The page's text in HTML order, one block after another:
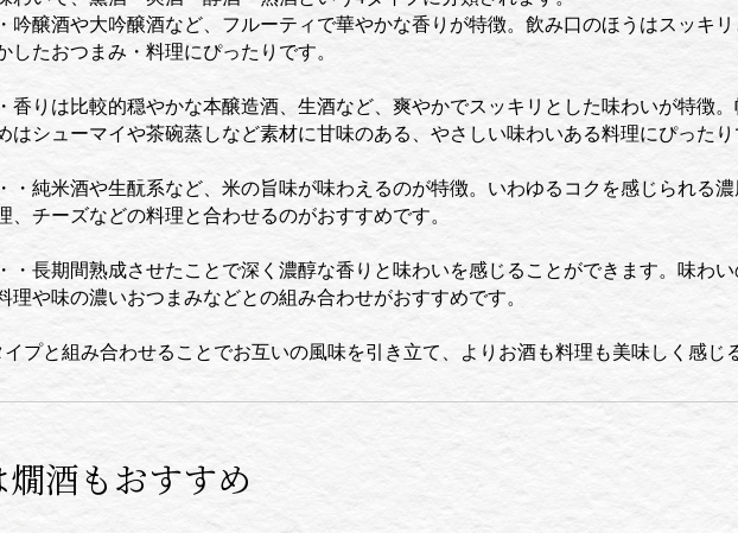
吟醸酒や大吟醸酒など、フルーティで華やかな香りが特徴。飲み口のほうはスッキ
したおつまみ・料理にぴったりです。
香りは比較的穏やかな本醸造酒、生酒など、爽やかでスッキリとした味わいが特徴
はシューマイや茶碗蒸しなど素材に甘味のある、やさしい味わいある料理にぴったり
・純米酒や生酛系など、米の旨味が味わえるのが特徴。いわゆるコクを感じられる
、チーズなどの料理と合わせるのがおすすめです。
・長期間熟成させたことで深く濃醇な香りと味わいを感じることができます。味わ
理や味の濃いおつまみなどとの組み合わせがおすすめです。
プと組み合わせることでお互いの風味を引き立て、よりお酒も料理も美味しく感じ
酒もおすすめ